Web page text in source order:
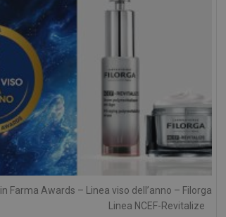
Farma Awards – Linea viso dell’anno – Filorga
Linea NCEF-Revitalize
Marketing Non classificati
il sito web abilitandone funzionalità di base quali la
non è in grado di funzionare correttamente senza questi
/
SCADENZA
Sessione
Cookie generato da applicazioni
un numero generato in modo
viene utilizzato può essere specifico
buon esempio è mantenere uno